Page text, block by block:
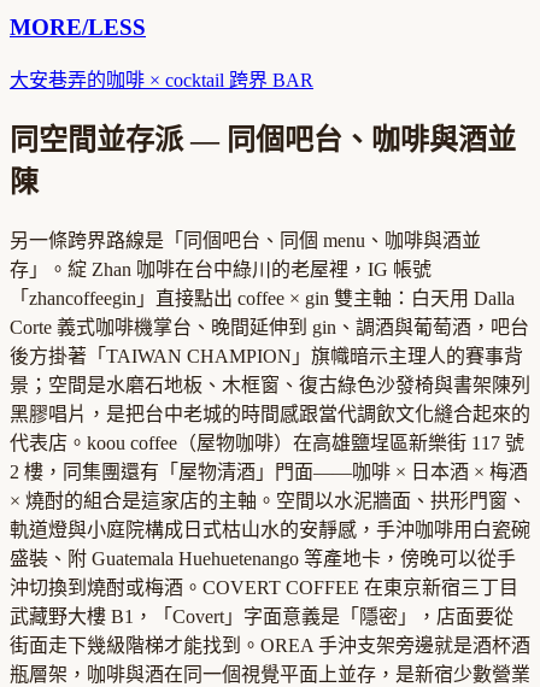
MORE/LESS
大安巷弄的咖啡 × cocktail 跨界 BAR
同空間並存派 — 同個吧台、咖啡與酒並
陳
另一條跨界路線是「同個吧台、同個 menu、咖啡與酒並
存」。綻 Zhan 咖啡在台中綠川的老屋裡，IG 帳號
「zhancoffeegin」直接點出 coffee × gin 雙主軸：白天用 Dalla
Corte 義式咖啡機掌台、晚間延伸到 gin、調酒與葡萄酒，吧台
後方掛著「TAIWAN CHAMPION」旗幟暗示主理人的賽事背
景；空間是水磨石地板、木框窗、復古綠色沙發椅與書架陳列
黑膠唱片，是把台中老城的時間感跟當代調飲文化縫合起來的
代表店。koou coffee（屋物咖啡）在高雄鹽埕區新樂街 117 號
2 樓，同集團還有「屋物清酒」門面——咖啡 × 日本酒 × 梅酒
× 燒酎的組合是這家店的主軸。空間以水泥牆面、拱形門窗、
軌道燈與小庭院構成日式枯山水的安靜感，手沖咖啡用白瓷碗
盛裝、附 Guatemala Huehuetenango 等產地卡，傍晚可以從手
沖切換到燒酎或梅酒。COVERT COFFEE 在東京新宿三丁目
武藏野大樓 B1，「Covert」字面意義是「隱密」，店面要從
街面走下幾級階梯才能找到。OREA 手沖支架旁邊就是酒杯酒
瓶層架，咖啡與酒在同一個視覺平面上並存，是新宿少數營業